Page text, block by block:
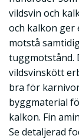
vildsvin och
och kalkon ger
motstå
tuggmotstånd.
vildsvinskött
bra för
byggmaterial
kalkon. Fin
Se detaljerad